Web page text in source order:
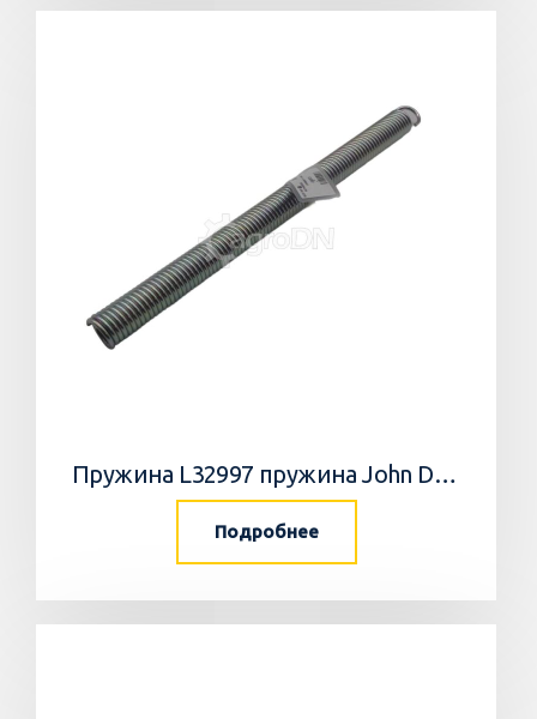
Пружина L32997 пружина John Deere
Подробнее